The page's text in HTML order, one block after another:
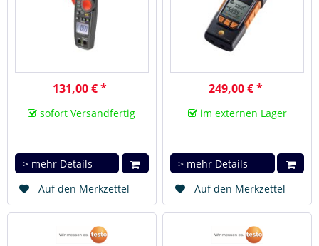
131,00 € *
sofort Versandfertig
> mehr Details
Auf den Merkzettel
249,00 € *
im externen Lager
> mehr Details
Auf den Merkzettel